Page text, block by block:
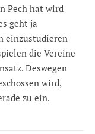
Pech hat wird
geht ja
einzustudieren
die Vereine
Deswegen
wird,
zu ein.